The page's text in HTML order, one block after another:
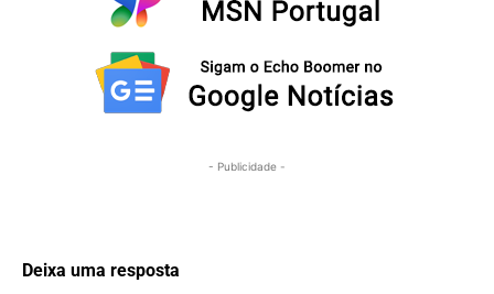
- Publicidade -
Deixa uma resposta